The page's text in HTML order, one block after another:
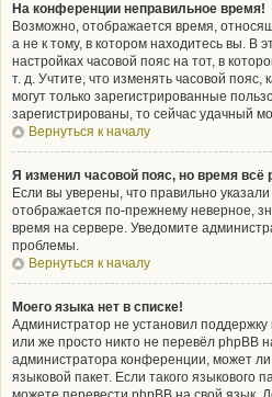
На конференции неправильное время!
Возможно, отображается время,
а не к тому, в котором находитесь вы. В
настройках часовой пояс на тот, в
т. д. Учтите, что изменять часовой пояс,
могут только зарегистрированные
зарегистрированы, то сейчас удачный
Вернуться к началу
Я изменил часовой пояс, но время всё
Если вы уверены, что правильно
отображается по-прежнему неверное,
время на сервере. Уведомите
проблемы.
Вернуться к началу
Моего языка нет в списке!
Администратор не установил
или же просто никто не перевёл phpBB
администратора конференции, может
языковой пакет. Если такого языкового